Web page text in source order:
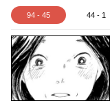
94 - 45 44 - 1